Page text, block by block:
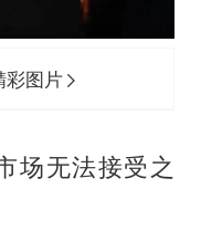
彩图片
场无法接受之